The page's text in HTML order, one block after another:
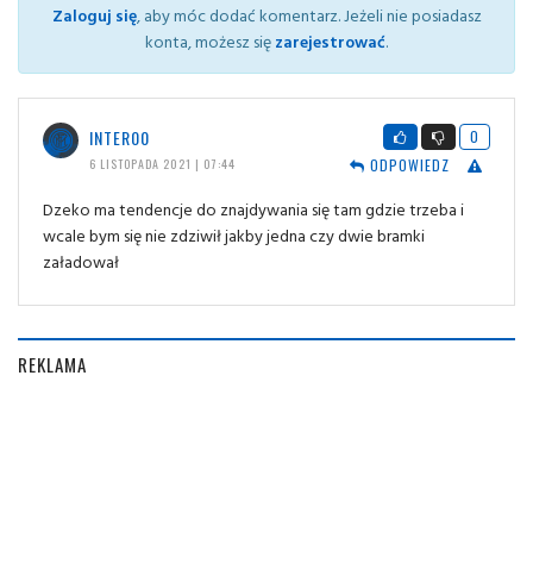
Zaloguj się, aby móc dodać komentarz. Jeżeli nie posiadasz
konta, możesz sięzarejestrować.
INTER00
6 LISTOPADA 2021 | 07:44
0
ODPOWIEDZ
Dzeko ma tendencje do znajdywania się tam gdzie trzeba i
wcale bym się nie zdziwił jakby jedna czy dwie bramki
załadował
REKLAMA